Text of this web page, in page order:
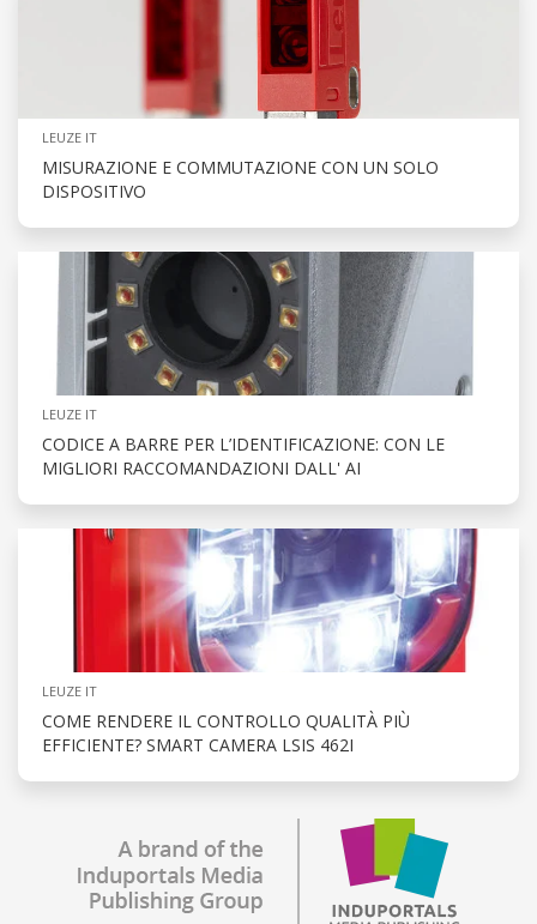
LEUZE IT
MISURAZIONE E COMMUTAZIONE CON UN SOLO
DISPOSITIVO
LEUZE IT
CODICE A BARRE PER L’IDENTIFICAZIONE: CON LE
MIGLIORI RACCOMANDAZIONI DALL' AI
LEUZE IT
COME RENDERE IL CONTROLLO QUALITÀ PIÙ
EFFICIENTE? SMART CAMERA LSIS 462I